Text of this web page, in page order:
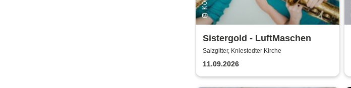
Sistergold - LuftMaschen
Salzgitter, Kniestedter Kirche
11.09.2026